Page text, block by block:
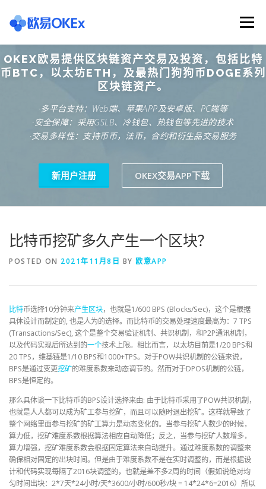
content
Menu
欧意交易所 关于欧意OKX 欧意APP下载
欧意注册网址 欧意交易下载 欧意团队
OKEX欧易提供区块链资产交易及投资，包括比特
币BTC，以太坊ETH，及最热门狗狗币DOGE系列
区块链资产。
·多平台支持：Web端、苹果APP及安卓版、PC端等
·安全保障：采用GSLB、冷钱包、热钱包等先进的技术
·交易多样性：支持币币，法币，合约和衍生品交易服务
新用户注册 OKEX交易APP下载
比特币挖矿多久产生一个区块？
POSTED ON 2021年11月8日 BY 欧意APP
比特币选择10分钟来产生区块，也就是1/600 BPS (Blocks/Sec)，这个是根据
具体设计而制定的, 也是人为的选择。而比特币的交易处理速度最高为：7 TPS
(Transactions/Sec), 这个是整个交易验证机制、共识机制，和P2P通讯机制，
以及代码实现后所达到的一个技术上限。相比而言，以太坊目前是1/20 BPS和
20 TPS，维基链是1/10 BPS和1000+TPS。对于POW共识机制的公链来说，
BPS是通过变更挖矿的难度系数来动态调节的。然而对于DPOS机制的公链，
BPS是恒定的。
那么具体谈一下比特币的BPS设计选择来由: 由于比特币采用了POW共识机制，
也就是人人都可以成为矿工参与挖矿，而且可以随时退出挖矿。这样就导致了
整个网络里面参与挖矿的矿工算力是动态变化的。当参与挖矿人数少的时候，
算力低，挖矿难度系数根据算法相应自动降低；反之，当参与挖矿人数增多，
算力增强，挖矿难度系数会根据固定算法来自动提升。通过难度系数的调整来
确保相对固定的出块时间。但是由于难度系数不是在实时调整的，而是根据设
计和代码实现每隔了2016块调整的，也就是差不多2周的时间（假如说绝对均
匀时间出块：2*7天*24小时/天*3600/小时/600秒/块 = 14*24*6=2016）所以